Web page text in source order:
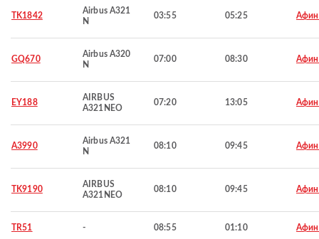
TK1842
Airbus A321
N
03:55 05:25
GQ670
Airbus A320
N
07:00 08:30
EY188
AIRBUS
A321NEO
07:20 13:05
A3990
Airbus A321
N
08:10 09:45
TK9190
AIRBUS
A321NEO
08:10 09:45
TR51 - 08:55 01:10